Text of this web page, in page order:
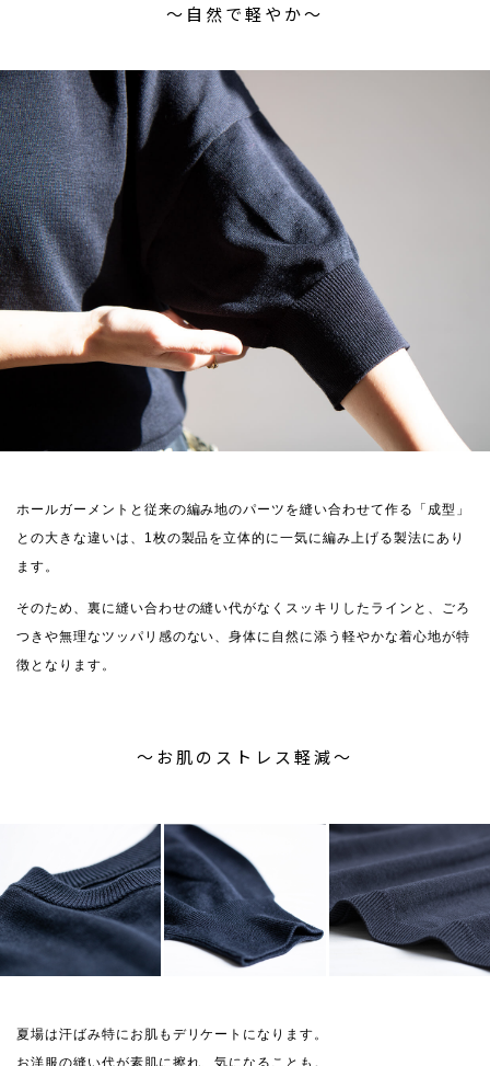
〜自然で軽やか〜
ホールガーメントと従来の編み地のパーツを縫い合わせて作る「成型」
との大きな違いは、1枚の製品を立体的に一気に編み上げる製法にあり
ます。
そのため、裏に縫い合わせの縫い代がなくスッキリしたラインと、ごろ
つきや無理なツッパリ感のない、身体に自然に添う軽やかな着心地が特
徴となります。
〜お肌のストレス軽減〜
夏場は汗ばみ特にお肌もデリケートになります。
お洋服の縫い代が素肌に擦れ、気になることも。